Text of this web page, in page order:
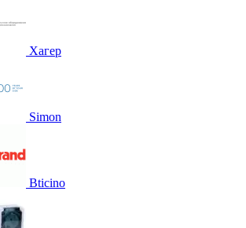
Хагер
Simon
Bticino